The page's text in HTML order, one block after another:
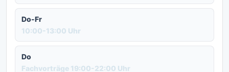
Do-Fr
10:00-13:00 Uhr
Do
Fachvorträge 19:00-22:00 Uhr